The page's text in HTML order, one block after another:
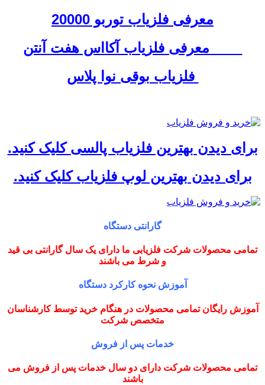
معرفی فلزیاب توربو 20000
معرفی فلزیاب آکااس هفت آنتن
فلزیاب بوقی نوا پلاس
برای دیدن بهترین فلزیاب پالسی کلیک کنید.
برای دیدن بهترین لوپ فلزیاب کلیک کنید.
گارانتی دستگاه
تمامی محصولات شرکت فلزیابی ما دارای یک سال گارانتی بی قید
و شرط می باشند
آموزش نحوه کارکرد دستگاه
آموزش رایگان تمامی محصولات در هنگام خرید توسط کارشناسان
متخصص شرکت
خدمات پس از فروش
تمامی محصولات شرکت دارای دو سال خدمات پس از فروش می
باشند